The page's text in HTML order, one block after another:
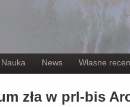
Nauka News Własne
zła w prl-bis